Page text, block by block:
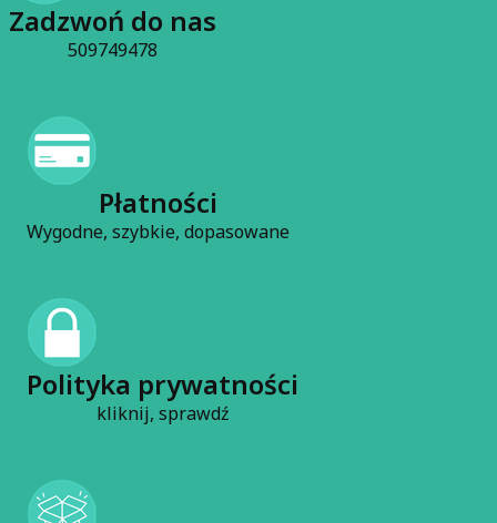
Zadzwoń do nas
509749478
Płatności
Wygodne, szybkie, dopasowane
Polityka prywatności
kliknij, sprawdź